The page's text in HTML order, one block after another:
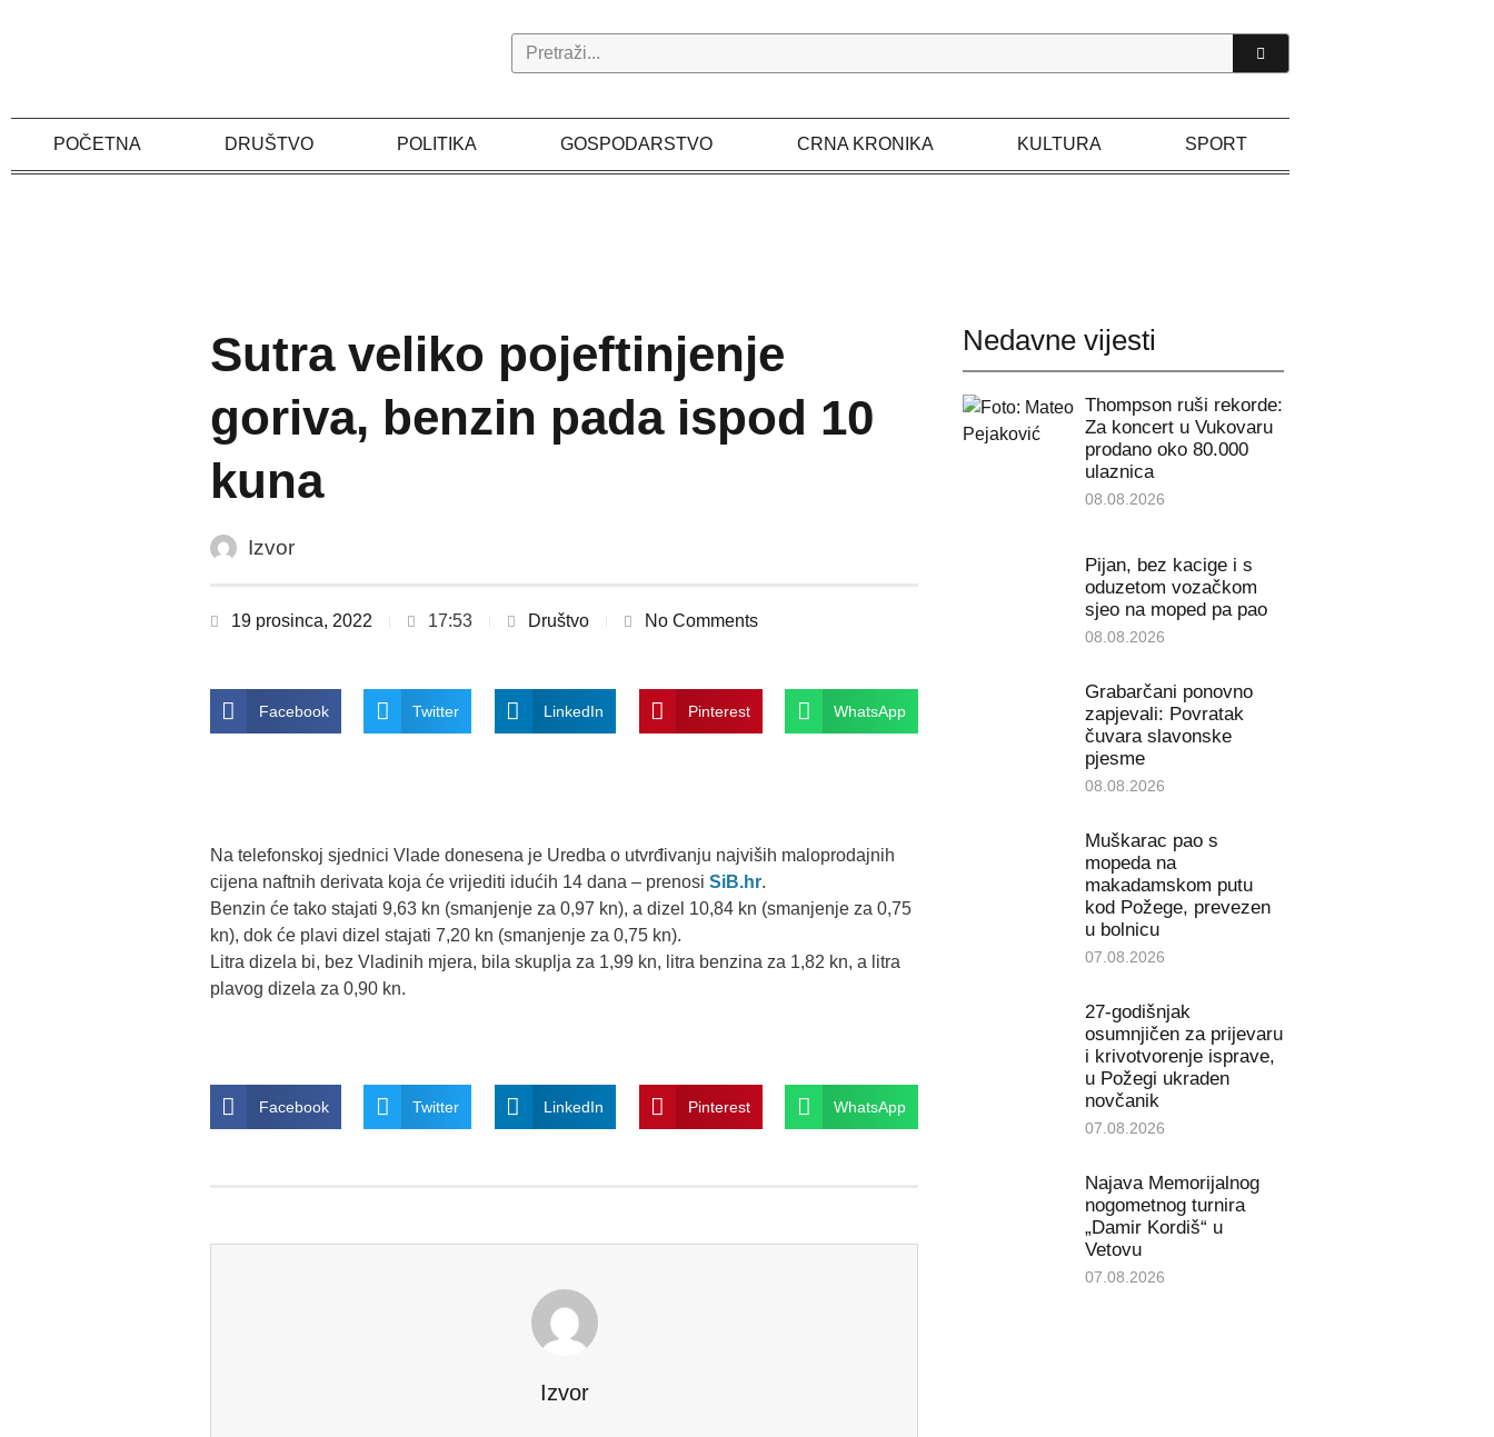
Search
POČETNA DRUŠTVO POLITIKA GOSPODARSTVO CRNA KRONIKA KULTURA SPORT
Sutra veliko pojeftinjenje
goriva, benzin pada ispod 10
kuna
Izvor
19 prosinca, 2022 17:53 Društvo No Comments
Facebook Twitter LinkedIn Pinterest WhatsApp
Na telefonskoj sjednici Vlade donesena je Uredba o utvrđivanju najviših maloprodajnih
cijena naftnih derivata koja će vrijediti idućih 14 dana – prenosi SiB.hr.
Benzin će tako stajati 9,63 kn (smanjenje za 0,97 kn), a dizel 10,84 kn (smanjenje za 0,75
kn), dok će plavi dizel stajati 7,20 kn (smanjenje za 0,75 kn).
Litra dizela bi, bez Vladinih mjera, bila skuplja za 1,99 kn, litra benzina za 1,82 kn, a litra
plavog dizela za 0,90 kn.
Facebook Twitter LinkedIn Pinterest WhatsApp
Izvor
Nedavne vijesti
Thompson ruši rekorde:
Za koncert u Vukovaru
prodano oko 80.000
ulaznica
08.08.2026
Pijan, bez kacige i s
oduzetom vozačkom
sjeo na moped pa pao
08.08.2026
Grabarčani ponovno
zapjevali: Povratak
čuvara slavonske
pjesme
08.08.2026
Muškarac pao s
mopeda na
makadamskom putu
kod Požege, prevezen
u bolnicu
07.08.2026
27-godišnjak
osumnjičen za prijevaru
i krivotvorenje isprave,
u Požegi ukraden
novčanik
07.08.2026
Najava Memorijalnog
nogometnog turnira
„Damir Kordiš“ u
Vetovu
07.08.2026